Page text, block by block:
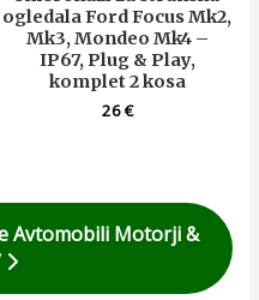
ogledala Ford Focus Mk2,
Mk3, Mondeo Mk4 –
IP67, Plug & Play,
komplet 2 kosa
26€
Avtomobili Motorji &